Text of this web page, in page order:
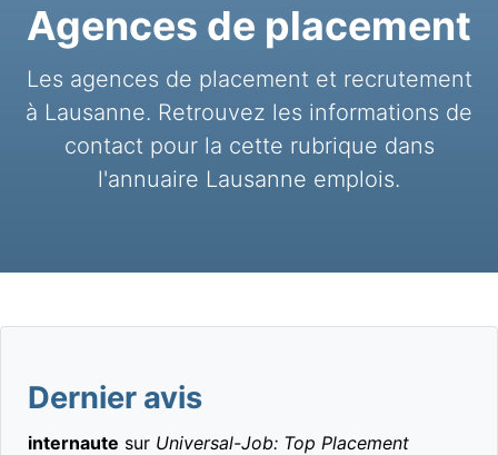
Agences de placement
Les agences de placement et recrutement
à Lausanne. Retrouvez les informations de
contact pour la cette rubrique dans
l'annuaire Lausanne emplois.
Dernier avis
internaute sur Universal-Job: Top Placement